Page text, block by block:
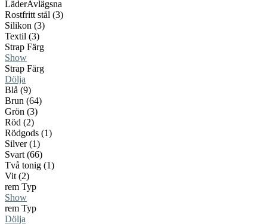
LäderAvlägsna
Rostfritt stål (3)
Silikon (3)
Textil (3)
Strap Färg
Show
Strap Färg
Dölja
Blå (9)
Brun (64)
Grön (3)
Röd (2)
Rödgods (1)
Silver (1)
Svart (66)
Två tonig (1)
Vit (2)
rem Typ
Show
rem Typ
Dölja